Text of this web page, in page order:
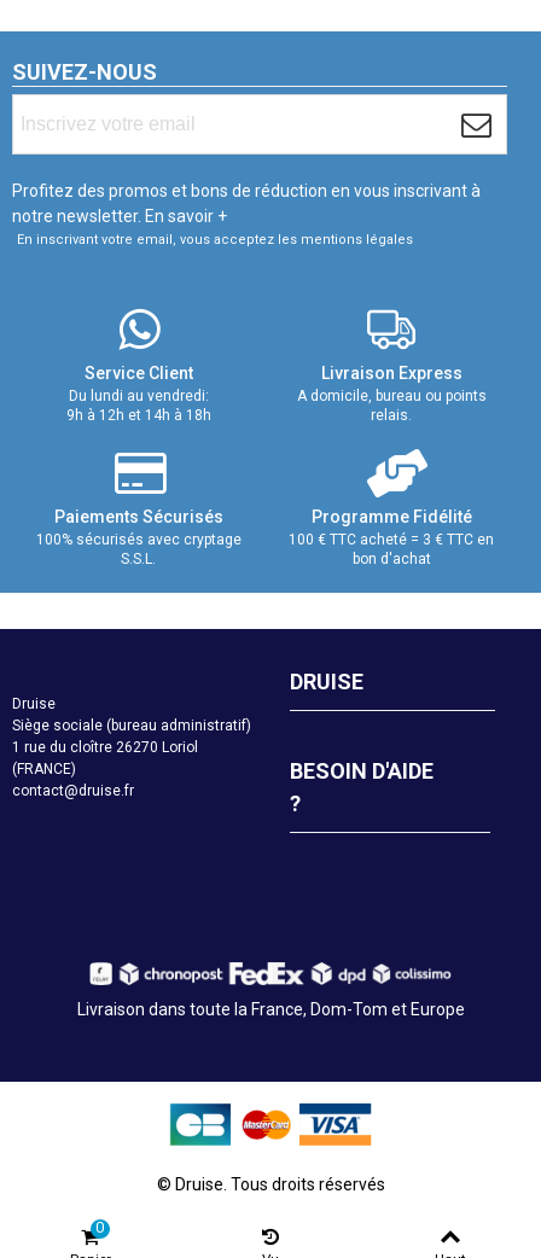
SUIVEZ-NOUS
Profitez des promos et bons de réduction en vous inscrivant à
notre newsletter. En savoir +
En inscrivant votre email, vous acceptez les mentions légales
Service Client
Du lundi au vendredi:
9h à 12h et 14h à 18h
Livraison Express
A domicile, bureau ou points
relais.
Paiements Sécurisés
100% sécurisés avec cryptage
S.S.L.
Programme Fidélité
100 € TTC acheté = 3 € TTC en
bon d'achat
Druise
Siège sociale (bureau administratif)
1 rue du cloître 26270 Loriol
(FRANCE)
contact@druise.fr
DRUISE
BESOIN D'AIDE
?
Livraison dans toute la France, Dom-Tom et Europe
© Druise. Tous droits réservés
0